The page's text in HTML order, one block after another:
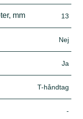
mm 13
Nej
Ja
T-håndtag
-